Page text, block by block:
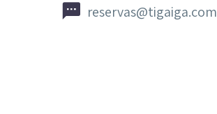

 reservas@tigaiga.com